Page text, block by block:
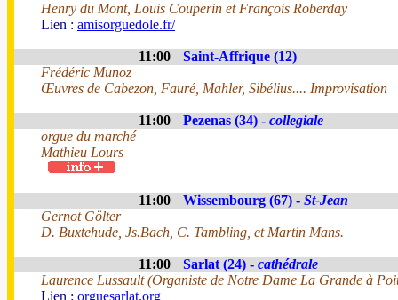
Henry du Mont, Louis Couperin et François Roberday
Lien : amisorguedole.fr/
11:00
Saint-Affrique (12)
Frédéric Munoz
Œuvres de Cabezon, Fauré, Mahler, Sibélius.... Improvisation
11:00 Pezenas (34) - collegiale
orgue du marché
Mathieu Lours
11:00 Wissembourg (67) - St-Jean
Gernot Gölter
D. Buxtehude, Js.Bach, C. Tambling, et Martin Mans.
11:00 Sarlat (24) - cathédrale
Laurence Lussault (Organiste de Notre Dame La Grande à
Lien : orguesarlat.org